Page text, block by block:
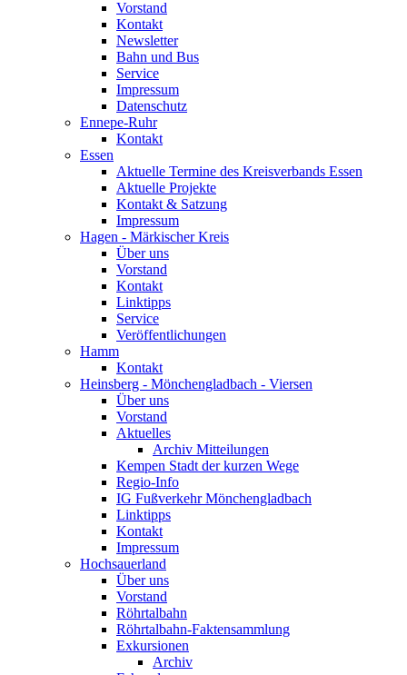
Vorstand
Kontakt
Newsletter
Bahn und Bus
Service
Impressum
Datenschutz
Ennepe-Ruhr
Kontakt
Essen
Aktuelle Termine des Kreisverbands Essen
Aktuelle Projekte
Kontakt & Satzung
Impressum
Hagen - Märkischer Kreis
Über uns
Vorstand
Kontakt
Linktipps
Service
Veröffentlichungen
Hamm
Kontakt
Heinsberg - Mönchengladbach - Viersen
Über uns
Vorstand
Aktuelles
Archiv Mitteilungen
Kempen Stadt der kurzen Wege
Regio-Info
IG Fußverkehr Mönchengladbach
Linktipps
Kontakt
Impressum
Hochsauerland
Über uns
Vorstand
Röhrtalbahn
Röhrtalbahn-Faktensammlung
Exkursionen
Archiv